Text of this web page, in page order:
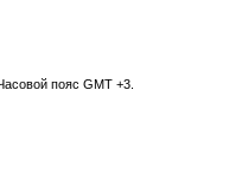
Часовой пояс GMT +3.